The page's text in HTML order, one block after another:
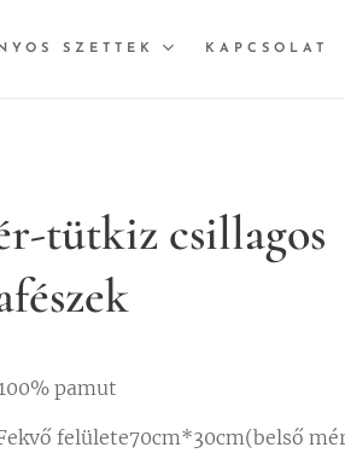
SZETTEK KAPCSOLAT
tütkiz csillagos
pamut
felülete70cm*30cm(belső